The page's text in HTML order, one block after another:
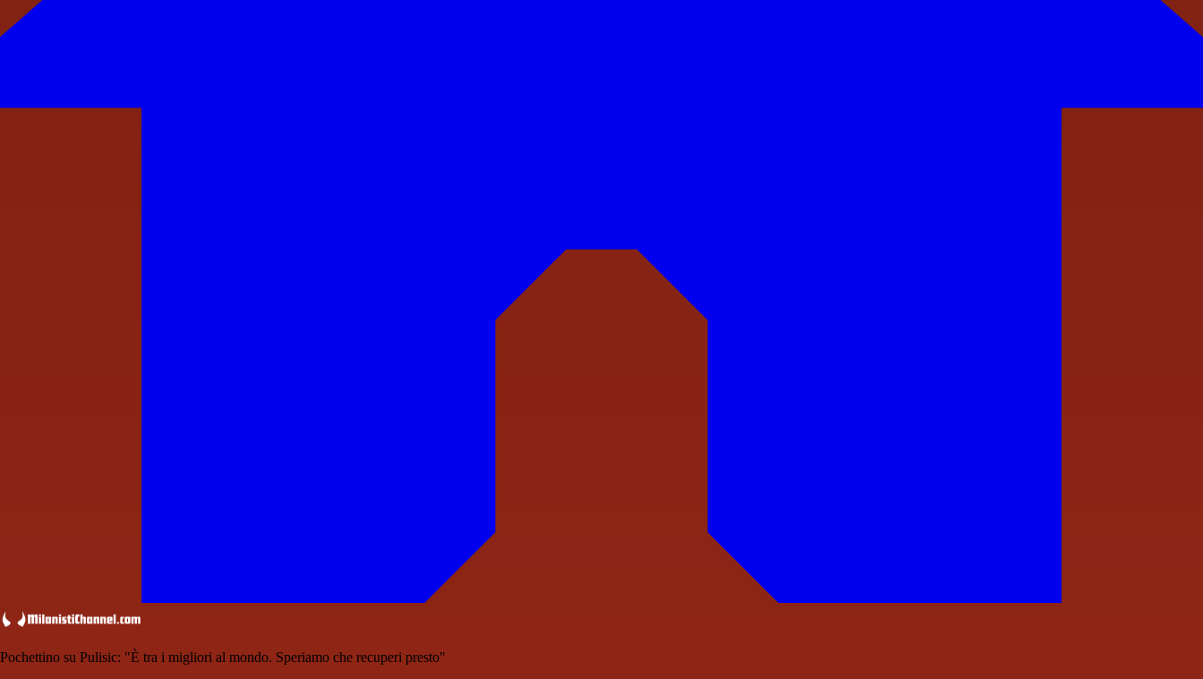
Pochettino su Pulisic: "È tra i migliori al mondo. Speriamo che recuperi presto"